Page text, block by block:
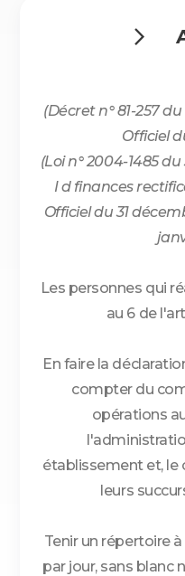

(Décret n° 81-257
Officiel
(Loi n° 2004-1485
I d finances
Officiel du 31
Les personnes qui
au 6 de
En faire la
compter du
opérations
établissement et, le
leurs
Tenir un répertoire
par jour, sans blanc